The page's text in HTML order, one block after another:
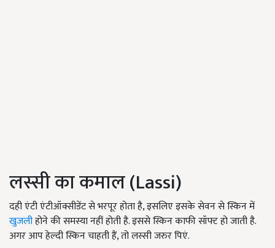
लस्सी का कमाल (Lassi)
दही एंटी एंटीऑक्सीडेंट से भरपूर होता है, इसलिए इसके सेवन से स्किन में
खुजलीहोने की समस्या नहीं होती है. इससे स्किन काफी सॉफ्ट हो जाती है.
अगर आप हेल्दी स्किन चाहती हैं, तो लस्सी जरुर पिएं.